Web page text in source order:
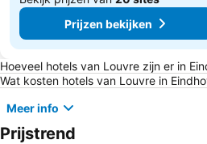
Prijzen bekijken
Veelgestelde vragen over
Hoeveel hotels van Louvre zijn er in
Wat kosten hotels van Louvre in
Meer info
Prijstrend